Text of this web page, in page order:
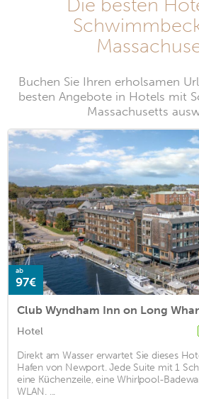
Die besten
Buchen Sie Ihren erholsamen
besten Angebote in Hotels mit
Massachusetts
ab
97€
Club Wyndham Inn on Long
Hotel
Direkt am Wasser erwartet Sie dieses
Hafen von Newport. Jede Suite mit 1
eine Küchenzeile, eine Whirlpool-
WLAN. ...